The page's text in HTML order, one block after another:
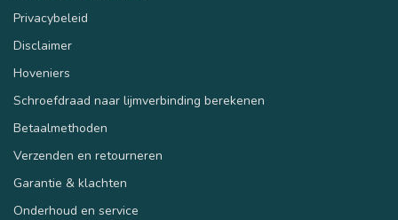
Privacybeleid
Disclaimer
Hoveniers
Schroefdraad naar lijmverbinding berekenen
Betaalmethoden
Verzenden en retourneren
Garantie & klachten
Onderhoud en service